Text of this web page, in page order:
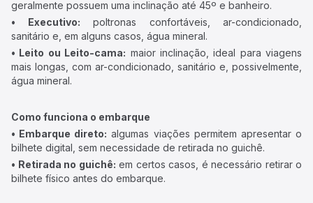
geralmente possuem uma inclinação até 45º e banheiro.
• Executivo: poltronas confortáveis, ar-condicionado,
sanitário e, em alguns casos, água mineral.
• Leito ou Leito-cama: maior inclinação, ideal para viagens
mais longas, com ar-condicionado, sanitário e, possivelmente,
água mineral.
Como funciona o embarque
• Embarque direto: algumas viações permitem apresentar o
bilhete digital, sem necessidade de retirada no guichê.
• Retirada no guichê: em certos casos, é necessário retirar o
bilhete físico antes do embarque.